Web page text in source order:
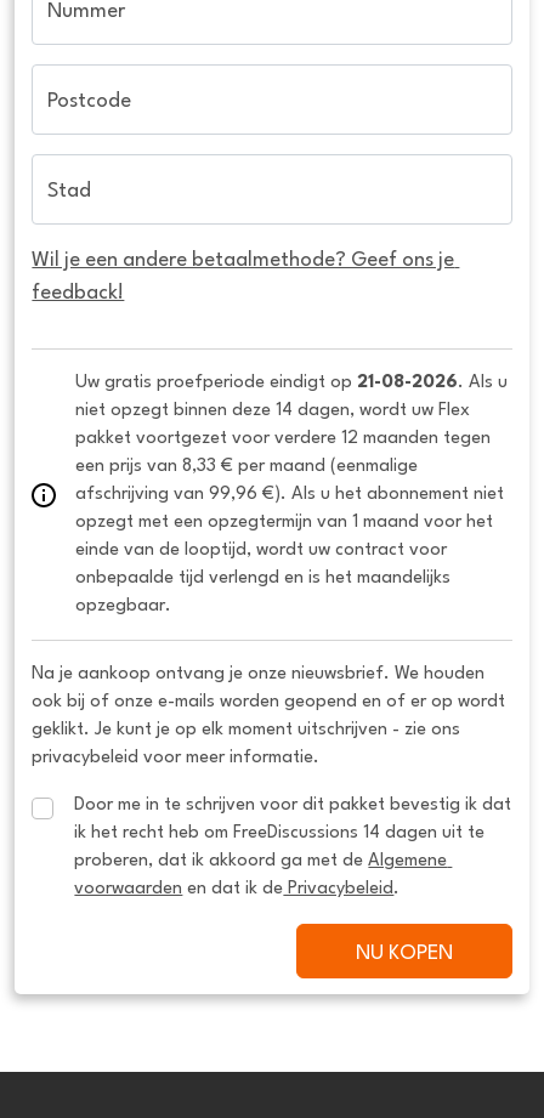
Nummer
Postcode
Stad
Wil je een andere betaalmethode? Geef ons je
feedback!
Uw gratis proefperiode eindigt op 21-08-2026. Als u
niet opzegt binnen deze 14 dagen, wordt uw Flex
pakket voortgezet voor verdere 12 maanden tegen
een prijs van 8,33 € per maand (eenmalige
afschrijving van 99,96 €). Als u het abonnement niet
opzegt met een opzegtermijn van 1 maand voor het
einde van de looptijd, wordt uw contract voor
onbepaalde tijd verlengd en is het maandelijks
opzegbaar.
Na je aankoop ontvang je onze nieuwsbrief. We houden
ook bij of onze e-mails worden geopend en of er op wordt
geklikt. Je kunt je op elk moment uitschrijven - zie ons
privacybeleid voor meer informatie.
Door me in te schrijven voor dit pakket bevestig ik dat
ik het recht heb om FreeDiscussions 14 dagen uit te
proberen, dat ik akkoord ga met de Algemene
voorwaarden en dat ik de Privacybeleid .
NU KOPEN